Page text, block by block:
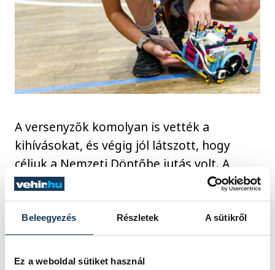
Beleegyezés Részletek A sütikről
Ez a weboldal sütiket használ
A versenyzők komolyan is vették a
kihívásokat, és végig jól látszott, hogy
céljuk a Nemzeti Döntőbe jutás volt. A
mezőny nagyon szorosnak bizonyult, több
csapat között is csupán néhány pont
döntött a helyezésekről és a
továbbjutásról.